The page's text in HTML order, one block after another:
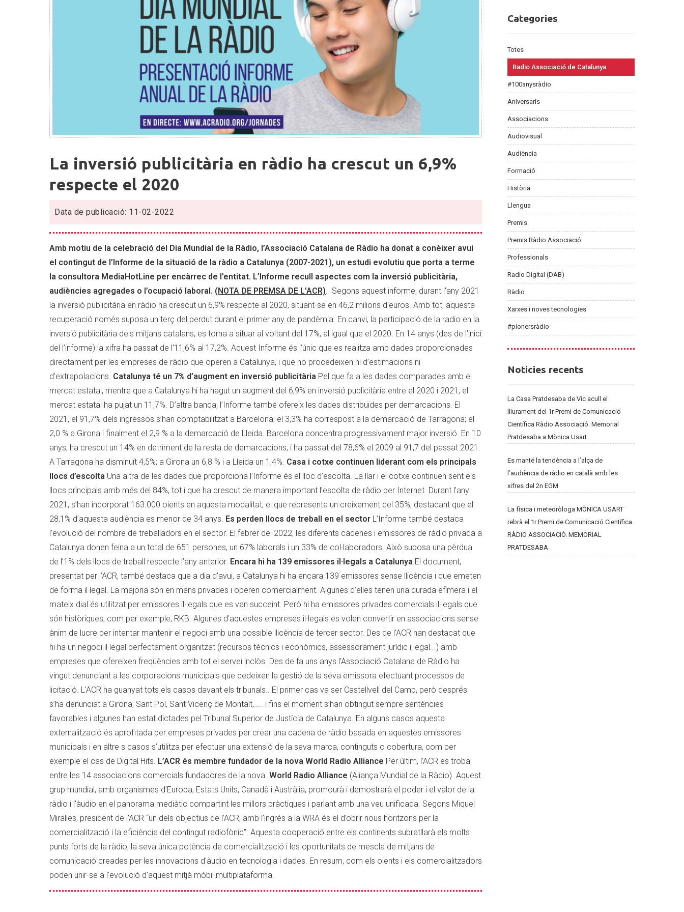
inversió
publicitària
en
ràdio
ha
crescut
un
6,9%
respecte
el
2020
La inversió publicitària en ràdio ha crescut un 6,9%
respecte el 2020
Data de publicació: 11-02-2022
Amb motiu de la celebració del Dia Mundial de la Ràdio, l’Associació Catalana de Ràdio ha donat a conèixer avui
el contingut de l’Informe de la situació de la ràdio a Catalunya (2007-2021), un estudi evolutiu que porta a terme
la consultora MediaHotLine per encàrrec de l’entitat. L’Informe recull aspectes com la inversió publicitària,
audiències agregades o l’ocupació laboral. (NOTA DE PREMSA DE L'ACR). Segons aquest informe, durant l'any 2021
la inversió publicitària en ràdio ha crescut un 6,9% respecte al 2020, situant-se en 46,2 milions d'euros. Amb tot, aquesta
recuperació només suposa un terç del perdut durant el primer any de pandèmia. En canvi, la participació de la radio en la
inversió publicitària dels mitjans catalans, es torna a situar al voltant del 17%, al igual que el 2020. En 14 anys (des de l’inici
del l’informe) la xifra ha passat de l‘11,6% al 17,2%. Aquest Informe és l’únic que es realitza amb dades proporcionades
directament per les empreses de ràdio que operen a Catalunya, i que no procedeixen ni d’estimacions ni
d’extrapolacions. Catalunya té un 7% d’augment en inversió publicitària Pel que fa a les dades comparades amb el
mercat estatal, mentre que a Catalunya hi ha hagut un augment del 6,9% en inversió publicitària entre el 2020 i 2021, el
mercat estatal ha pujat un 11,7%. D’altra banda, l’Informe també ofereix les dades distribuïdes per demarcacions. El
2021, el 91,7% dels ingressos s’han comptabilitzat a Barcelona; el 3,3% ha correspost a la demarcació de Tarragona; el
2,0 % a Girona i finalment el 2,9 % a la demarcació de Lleida. Barcelona concentra progressivament major inversió. En 10
anys, ha crescut un 14% en detriment de la resta de demarcacions, i ha passat del 78,6% el 2009 al 91,7 del passat 2021.
A Tarragona ha disminuït 4,5%; a Girona un 6,8 % i a Lleida un 1,4%. Casa i cotxe continuen liderant com els principals
llocs d’escolta Una altra de les dades que proporciona l’Informe és el lloc d’escolta. La llar i el cotxe continuen sent els
llocs principals amb més del 84%, tot i que ha crescut de manera important l’escolta de ràdio per Internet. Durant l’any
2021, s’han incorporat 163.000 oients en aquesta modalitat, el que representa un creixement del 35%, destacant que el
28,1% d’aquesta audiència es menor de 34 anys. Es perden llocs de treball en el sector L’Informe també destaca
l’evolució del nombre de treballadors en el sector. El febrer del 2022, les diferents cadenes i emissores de ràdio privada a
Catalunya donen feina a un total de 651 persones, un 67% laborals i un 33% de col·laboradors. Això suposa una pèrdua
de l’1% dels llocs de treball respecte l’any anterior. Encara hi ha 139 emissores il·legals a Catalunya El document,
presentat per l’ACR, també destaca que a dia d'avui, a Catalunya hi ha encara 139 emissores sense llicència i que emeten
de forma il·legal. La majoria són en mans privades i operen comercialment. Algunes d’elles tenen una durada efímera i el
mateix dial és utilitzat per emissores il·legals que es van succeint. Però hi ha emissores privades comercials il·legals que
són històriques, com per exemple, RKB. Algunes d'aquestes empreses il·legals es volen convertir en associacions sense
ànim de lucre per intentar mantenir el negoci amb una possible llicència de tercer sector. Des de l’ACR han destacat que
hi ha un negoci il·legal perfectament organitzat (recursos tècnics i econòmics, assessorament jurídic i legal...) amb
empreses que ofereixen freqüències amb tot el servei inclòs. Des de fa uns anys l’Associació Catalana de Ràdio ha
vingut denunciant a les corporacions municipals que cedeixen la gestió de la seva emissora efectuant processos de
licitació. L'ACR ha guanyat tots els casos davant els tribunals.. El primer cas va ser Castellvell del Camp, però després
s’ha denunciat a Girona, Sant Pol, Sant Vicenç de Montalt,….. i fins el moment s’han obtingut sempre sentències
favorables i algunes han estat dictades pel Tribunal Superior de Justícia de Catalunya. En alguns casos aquesta
externalització és aprofitada per empreses privades per crear una cadena de ràdio basada en aquestes emissores
municipals i en altre s casos s’utilitza per efectuar una extensió de la seva marca, continguts o cobertura, com per
exemple el cas de Digital Hits. L’ACR és membre fundador de la nova World Radio Alliance Per últim, l’ACR es troba
entre les 14 associacions comercials fundadores de la nova World Radio Alliance (Aliança Mundial de la Ràdio). Aquest
grup mundial, amb organismes d’Europa, Estats Units, Canadà i Austràlia, promourà i demostrarà el poder i el valor de la
ràdio i l'àudio en el panorama mediàtic compartint les millors pràctiques i parlant amb una veu unificada. Segons Miquel
Miralles, president de l’ACR “un dels objectius de l’ACR, amb l’ingrés a la WRA és el d’obrir nous horitzons per la
comercialització i la eficiència del contingut radiofònic”. Aquesta cooperació entre els continents subratllarà els molts
punts forts de la ràdio, la seva única potència de comercialització i les oportunitats de mescla de mitjans de
comunicació creades per les innovacions d'àudio en tecnologia i dades. En resum, com els oients i els comercialitzadors
poden unir-se a l'evolució d'aquest mitjà mòbil multiplataforma.
Categories
Categories
Totes
Radio Associació de Catalunya
#100anysràdio
Aniversaris
Associacions
Audiovisual
Audiència
Formació
Història
Llengua
Premis
Premis Ràdio Associació
Professionals
Radio Digital (DAB)
Ràdio
Xarxes i noves tecnologies
#pionersràdio
Noticies
Noticies recents
La Casa Pratdesaba de Vic acull el
lliurament del 1r Premi de Comunicació
Científica Ràdio Associació. Memorial
Pratdesaba a Mònica Usart
Es manté la tendència a l’alça de
l’audiència de ràdio en català amb les
xifres del 2n EGM
La física i meteoròloga MÒNICA USART
rebrà el 1r Premi de Comunicació Científica
RÀDIO ASSOCIACIÓ. MEMORIAL
PRATDESABA